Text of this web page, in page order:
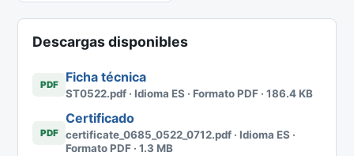
Descargas disponibles
PDF Ficha técnica
ST0522.pdf · Idioma ES · Formato PDF · 186.4 KB
PDF
Certificado
certificate_0685_0522_0712.pdf · Idioma ES ·
Formato PDF · 1.3 MB